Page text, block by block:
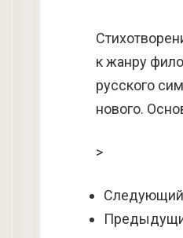
к жанру
русского
нового.
>